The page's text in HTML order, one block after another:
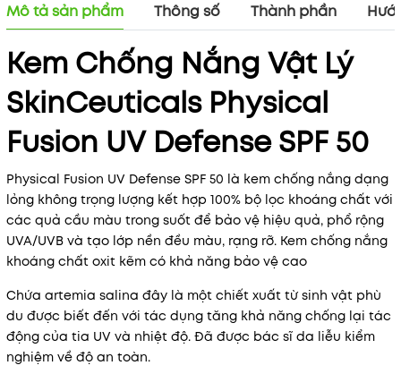
Mô tả sản phẩm Thông số Thành phần
Kem Chống Nắng Vật Lý
SkinCeuticals Physical
Fusion UV Defense SPF 50
Physical Fusion UV Defense SPF 50 là kem chống nắng dạng
lỏng không trọng lượng kết hợp 100% bộ lọc khoáng chất với
các quả cầu màu trong suốt để bảo vệ hiệu quả, phổ rộng
UVA/UVB và tạo lớp nền đều màu, rạng rỡ. Kem chống nắng
khoáng chất oxit kẽm có khả năng bảo vệ cao
Chứa artemia salina đây là một chiết xuất từ ​​sinh vật phù
du được biết đến với tác dụng tăng khả năng chống lại tác
động của tia UV và nhiệt độ. Đã được bác sĩ da liễu kiểm
nghiệm về độ an toàn.